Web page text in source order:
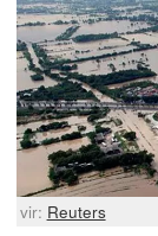
vir: Reuters